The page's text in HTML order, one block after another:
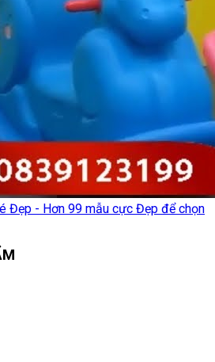
Đẹp - Hơn 99 mẫu cực Đẹp để chọn